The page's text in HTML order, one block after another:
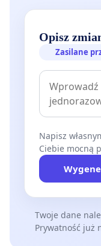
Opisz
Zasilane
Napisz
Ciebie mocną
Twoje dane
Prywatność już